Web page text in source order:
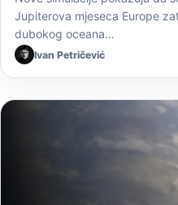
Jupiterova mjeseca Europe
dubokog oceana…
Ivan Petričević